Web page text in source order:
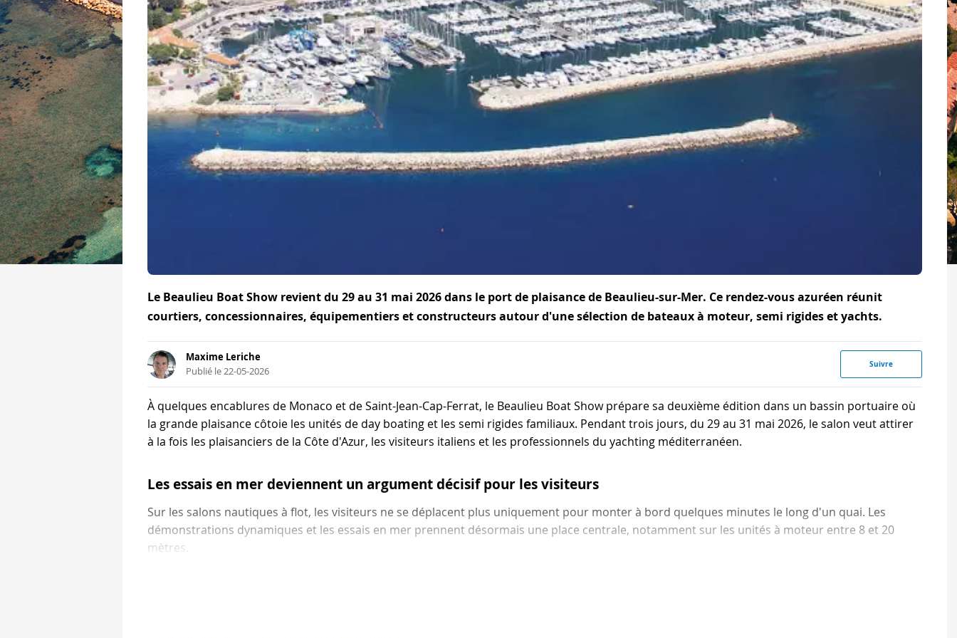
Le Beaulieu Boat Show revient du 29 au 31 mai 2026 dans le port de plaisance de Beaulieu-sur-Mer. Ce rendez-vous azuréen réunit
courtiers, concessionnaires, équipementiers et constructeurs autour d'une sélection de bateaux à moteur, semi rigides et yachts.
Maxime Leriche
Publié le 22-05-2026
Suivre
À quelques encablures de Monaco et de Saint-Jean-Cap-Ferrat, le Beaulieu Boat Show prépare sa deuxième édition dans un bassin portuaire où
la grande plaisance côtoie les unités de day boating et les semi rigides familiaux. Pendant trois jours, du 29 au 31 mai 2026, le salon veut attirer
à la fois les plaisanciers de la Côte d'Azur, les visiteurs italiens et les professionnels du yachting méditerranéen.
Les essais en mer deviennent un argument décisif pour les visiteurs
Sur les salons nautiques à flot, les visiteurs ne se déplacent plus uniquement pour monter à bord quelques minutes le long d'un quai. Les
démonstrations dynamiques et les essais en mer prennent désormais une place centrale, notamment sur les unités à moteur entre 8 et 20
mètres.